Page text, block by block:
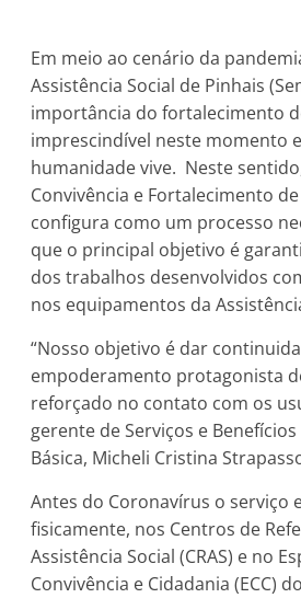
Em meio ao cenário da
Assistência Social de Pinhais
importância do fortalecimento
imprescindível neste momento
humanidade vive. Neste
Convivência e Fortalecimento de
configura como um processo
que o principal objetivo é
dos trabalhos desenvolvidos
nos equipamentos da
“Nosso objetivo é dar
empoderamento protagonista
reforçado no contato com os
gerente de Serviços e
Básica, Micheli Cristina
Antes do Coronavírus o serviço
fisicamente, nos Centros de
Assistência Social (CRAS) e no
Convivência e Cidadania (ECC)